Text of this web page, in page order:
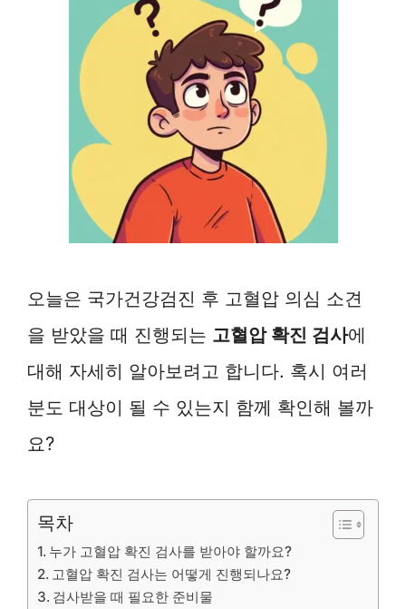
오늘은 국가건강검진 후 고혈압 의심 소견
을 받았을 때 진행되는 고혈압 확진 검사에
대해 자세히 알아보려고 합니다. 혹시 여러
분도 대상이 될 수 있는지 함께 확인해 볼까
요?
목차
누가 고혈압 확진 검사를 받아야 할까요?
고혈압 확진 검사는 어떻게 진행되나요?
검사받을 때 필요한 준비물